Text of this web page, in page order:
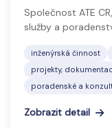
Společnost ATE
služby a
inženýrská činnost
projekty,
poradenské a
Zobrazit detail